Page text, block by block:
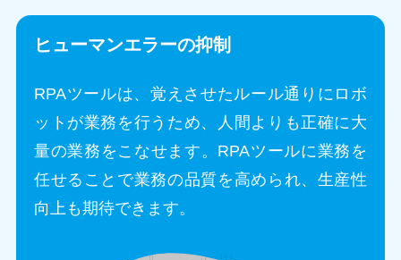
ヒューマンエラーの抑制
RPAツールは、覚えさせたルール通りにロボ
ットが業務を行うため、人間よりも正確に大
量の業務をこなせます。RPAツールに業務を
任せることで業務の品質を高められ、生産性
向上も期待できます。